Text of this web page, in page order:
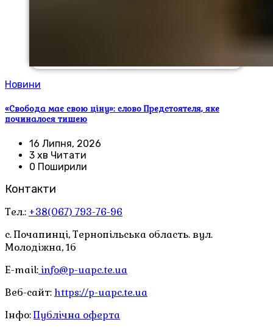
Новини
«Свобода має свою ціну»: слово Предстоятеля, яке
починалося тишею
16 Липня, 2026
3 хв Читати
0 Поширили
Контакти
Тел.: +38(067) 793-76-96
с. Почапинці, Тернопільська область. вул.
Молодіжна, 1б
E-mail: info@p-uapc.te.ua
Веб-сайт: https://p-uapc.te.ua
Інфо:Публічна оферта